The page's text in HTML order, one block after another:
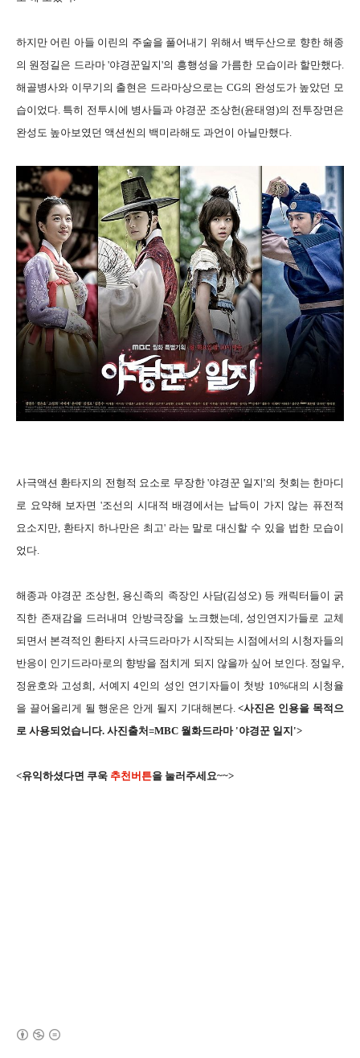
하지만 어린 아들 이린의 주술을 풀어내기 위해서 백두산으로 향한 해종
의 원정길은 드라마 '야경꾼일지'의 흥행성을 가름한 모습이라 할만했다.
해골병사와 이무기의 출현은 드라마상으로는 CG의 완성도가 높았던 모
습이었다. 특히 전투시에 병사들과 야경꾼 조상헌(윤태영)의 전투장면은
완성도 높아보였던 액션씬의 백미라해도 과언이 아닐만했다.
사극액션 환타지의 전형적 요소로 무장한 '야경꾼 일지'의 첫회는 한마디
로 요약해 보자면 '조선의 시대적 배경에서는 납득이 가지 않는 퓨전적
요소지만, 환타지 하나만은 최고' 라는 말로 대신할 수 있을 법한 모습이
었다.
해종과 야경꾼 조상헌, 용신족의 족장인 사담(김성오) 등 캐릭터들이 굵
직한 존재감을 드러내며 안방극장을 노크했는데, 성인연지가들로 교체
되면서 본격적인 환타지 사극드라마가 시작되는 시점에서의 시청자들의
반응이 인기드라마로의 향방을 점치게 되지 않을까 싶어 보인다. 정일우,
정윤호와 고성희, 서예지 4인의 성인 연기자들이 첫방 10%대의 시청율
을 끌어올리게 될 행운은 안게 될지 기대해본다.<사진은 인용을 목적으
로 사용되었습니다. 사진출처=MBC 월화드라마 '야경꾼 일지'>
<유익하셨다면 쿠욱 추천버튼을 눌러주세요~~>